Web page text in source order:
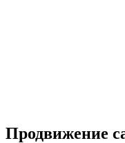
Продвижение